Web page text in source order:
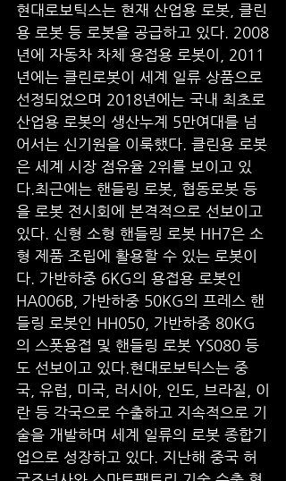
현대로보틱스는 현재 산업용 로봇, 클린
용 로봇 등 로봇을 공급하고 있다. 2008
년에 자동차 차체 용접용 로봇이, 2011
년에는 클린로봇이 세계 일류 상품으로
선정되었으며 2018년에는 국내 최초로
산업용 로봇의 생산누계 5만여대를 넘
어서는 신기원을 이룩했다. 클린용 로봇
은 세계 시장 점유율 2위를 보이고 있
다.최근에는 핸들링 로봇, 협동로봇 등
을 로봇 전시회에 본격적으로 선보이고
있다. 신형 소형 핸들링 로봇 HH7은 소
형 제품 조립에 활용할 수 있는 로봇이
다. 가반하중 6KG의 용접용 로봇인
HA006B, 가반하중 50KG의 프레스 핸
들링 로봇인 HH050, 가반하중 80KG
의 스폿용접 및 핸들링 로봇 YS080 등
도 선보이고 있다.현대로보틱스는 중
국, 유럽, 미국, 러시아, 인도, 브라질, 이
란 등 각국으로 수출하고 지속적으로 기
술을 개발하며 세계 일류의 로봇 종합기
업으로 성장하고 있다. 지난해 중국 허